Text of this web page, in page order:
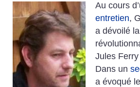
Au cours
entretien,
a dévoilé
Jules Ferry
Dans un
a évoqué